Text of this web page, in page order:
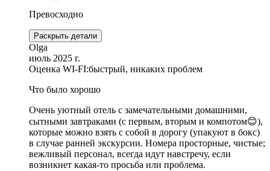
Превосходно
Раскрыть детали
Olga
июль 2025 г.
Оценка WI-FI:быстрый, никаких проблем
Что было хорошо
Очень уютный отель с замечательными домашними,
сытными завтраками (с первым, вторым и компотом😊),
которые можно взять с собой в дорогу (упакуют в бокс)
в случае ранней экскурсии. Номера просторные, чистые;
вежливый персонал, всегда идут навстречу, если
возникнет какая-то просьба или проблема.